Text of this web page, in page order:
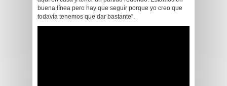
buena línea pero hay que seguir porque yo creo que
todavía tenemos que dar bastante”.